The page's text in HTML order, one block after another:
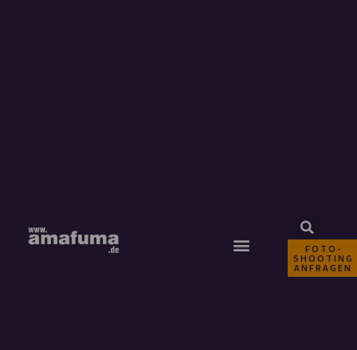
FOTO-
SHOOTING
ANFRAGEN